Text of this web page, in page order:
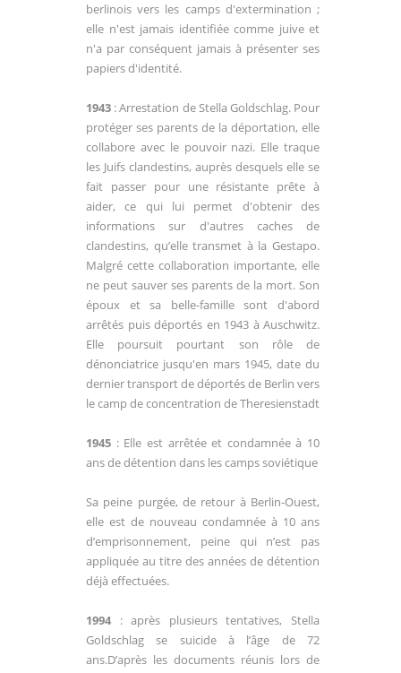
berlinois vers les camps d'extermination ;
elle n'est jamais identifiée comme juive et
n'a par conséquent jamais à présenter ses
papiers d'identité.
1943 : Arrestation de Stella Goldschlag. Pour
protéger ses parents de la déportation, elle
collabore avec le pouvoir nazi. Elle traque
les Juifs clandestins, auprès desquels elle se
fait passer pour une résistante prête à
aider, ce qui lui permet d'obtenir des
informations sur d'autres caches de
clandestins, qu’elle transmet à la Gestapo.
Malgré cette collaboration importante, elle
ne peut sauver ses parents de la mort. Son
époux et sa belle-famille sont d'abord
arrêtés puis déportés en 1943 à Auschwitz.
Elle poursuit pourtant son rôle de
dénonciatrice jusqu'en mars 1945, date du
dernier transport de déportés de Berlin vers
le camp de concentration de Theresienstadt
1945 : Elle est arrêtée et condamnée à 10
ans de détention dans les camps soviétique
Sa peine purgée, de retour à Berlin-Ouest,
elle est de nouveau condamnée à 10 ans
d’emprisonnement, peine qui n’est pas
appliquée au titre des années de détention
déjà effectuées.
1994: après plusieurs tentatives, Stella
Goldschlag se suicide à l’âge de 72
ans.D’après les documents réunis lors de